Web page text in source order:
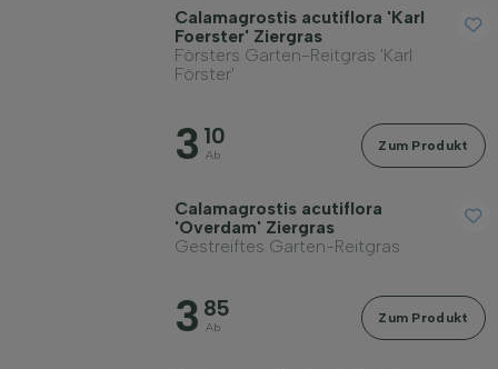
Calamagrostis acutiflora 'Karl
Foerster' Ziergras
Försters Garten-Reitgras 'Karl
Förster'
3 10
Ab
Zum Produkt
Calamagrostis acutiflora
'Overdam' Ziergras
Gestreiftes Garten-Reitgras
3 85
Ab
Zum Produkt